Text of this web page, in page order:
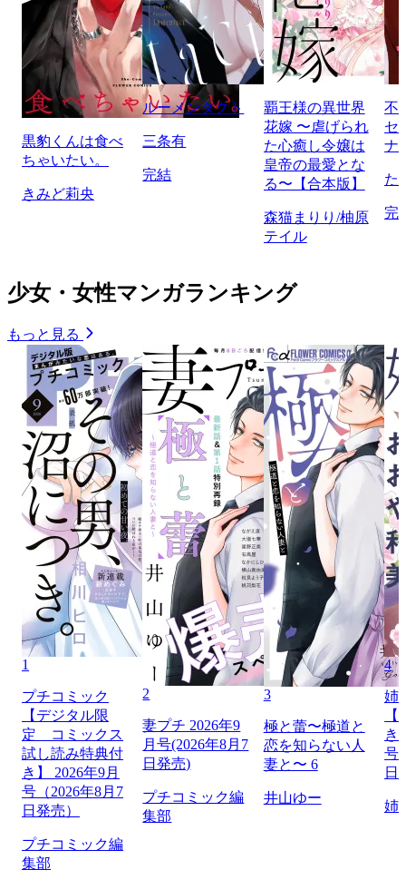
黒豹くんは食べ
ちゃいたい。
きみど莉央
ルーメンタクト
三条有
完結
覇王様の異世界
花嫁 〜虐げられ
た心癒し令嬢は
皇帝の最愛とな
る〜【合本版】
森猫まりり/柚原
テイル
不
セ
ナ
た
完
少女・女性マンガランキング
もっと見る
1
プチコミック
【デジタル限
定 コミックス
試し読み特典付
き】 2026年9月
号（2026年8月7
日発売）
プチコミック編
集部
2
妻プチ 2026年9
月号(2026年8月7
日発売)
プチコミック編
集部
3
極と蕾〜極道と
恋を知らない人
妻と〜 6
井山ゆー
4
姉
き
号
日
姉